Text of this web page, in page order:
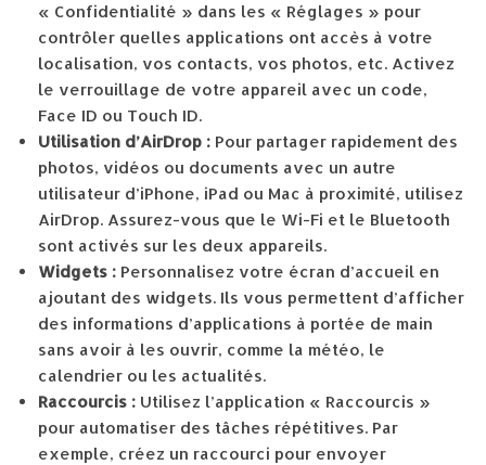
« Confidentialité » dans les « Réglages » pour
contrôler quelles applications ont accès à votre
localisation, vos contacts, vos photos, etc. Activez
le verrouillage de votre appareil avec un code,
Face ID ou Touch ID.
Utilisation d’AirDrop : Pour partager rapidement des
photos, vidéos ou documents avec un autre
utilisateur d’iPhone, iPad ou Mac à proximité, utilisez
AirDrop. Assurez-vous que le Wi-Fi et le Bluetooth
sont activés sur les deux appareils.
Widgets : Personnalisez votre écran d’accueil en
ajoutant des widgets. Ils vous permettent d’afficher
des informations d’applications à portée de main
sans avoir à les ouvrir, comme la météo, le
calendrier ou les actualités.
Raccourcis : Utilisez l’application « Raccourcis »
pour automatiser des tâches répétitives. Par
exemple, créez un raccourci pour envoyer